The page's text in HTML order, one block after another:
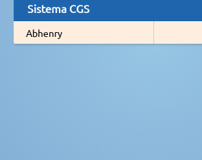
Sistema CGS
Abhenry